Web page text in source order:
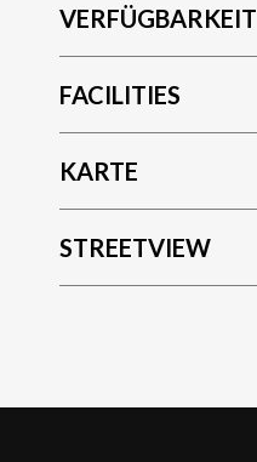
VERFÜGBARKEIT
FACILITIES
KARTE
STREETVIEW